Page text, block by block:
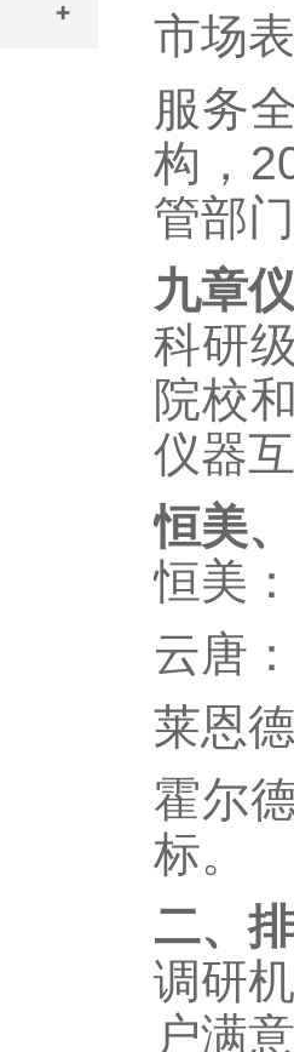
市场
服务
构，
管部
九章
科研
院校
仪器
恒美
恒美
云唐
莱恩
霍尔
标。
二、
调研
户满